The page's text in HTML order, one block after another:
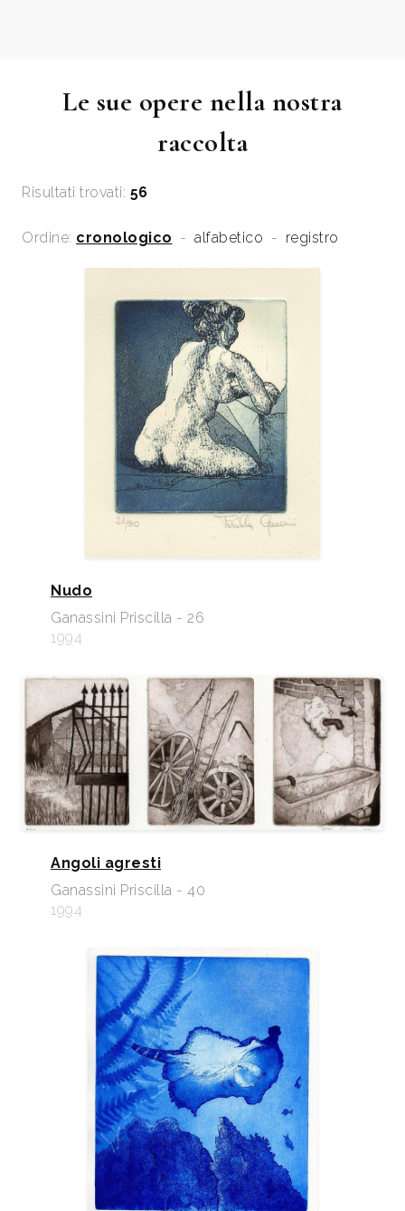
Le sue opere nella nostra
raccolta
Risultati trovati: 56
Ordine: cronologico - alfabetico - registro
Nudo
Ganassini Priscilla - 26
1994
Angoli agresti
Ganassini Priscilla - 40
1994